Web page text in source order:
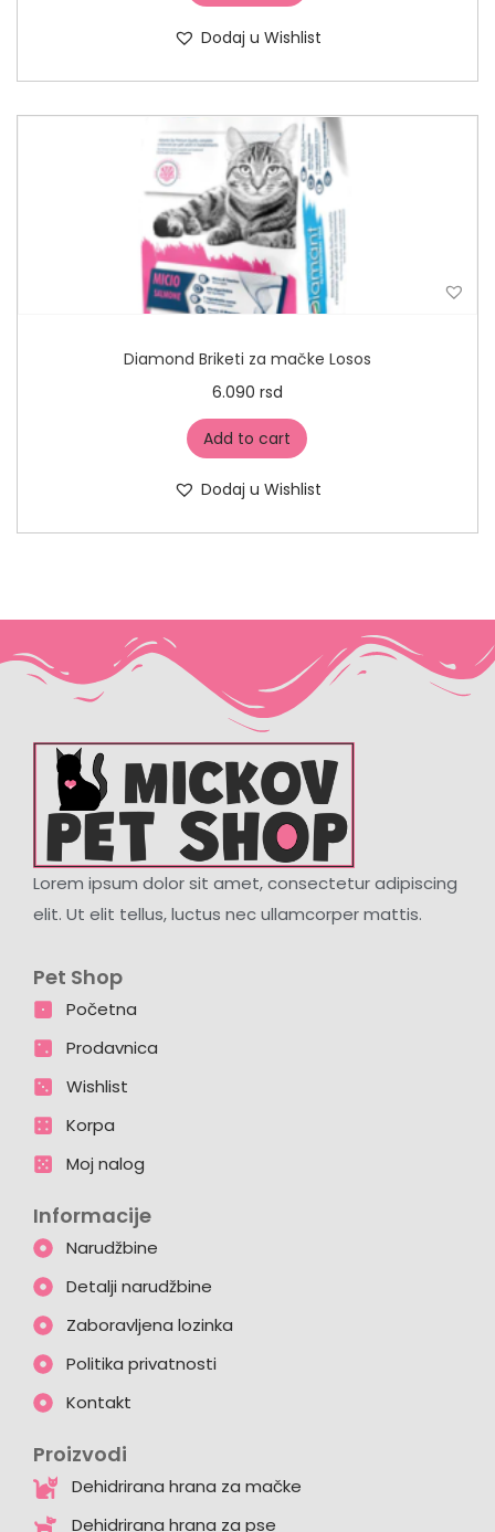
Dodaj u Wishlist
Diamond Briketi za mačke Losos
6.090 rsd
Add to cart
Dodaj u Wishlist
Lorem ipsum dolor sit amet, consectetur adipiscing
elit. Ut elit tellus, luctus nec ullamcorper mattis.
Pet Shop
Početna
Prodavnica
Wishlist
Korpa
Moj nalog
Informacije
Narudžbine
Detalji narudžbine
Zaboravljena lozinka
Politika privatnosti
Kontakt
Proizvodi
Dehidrirana hrana za mačke
Dehidrirana hrana za pse